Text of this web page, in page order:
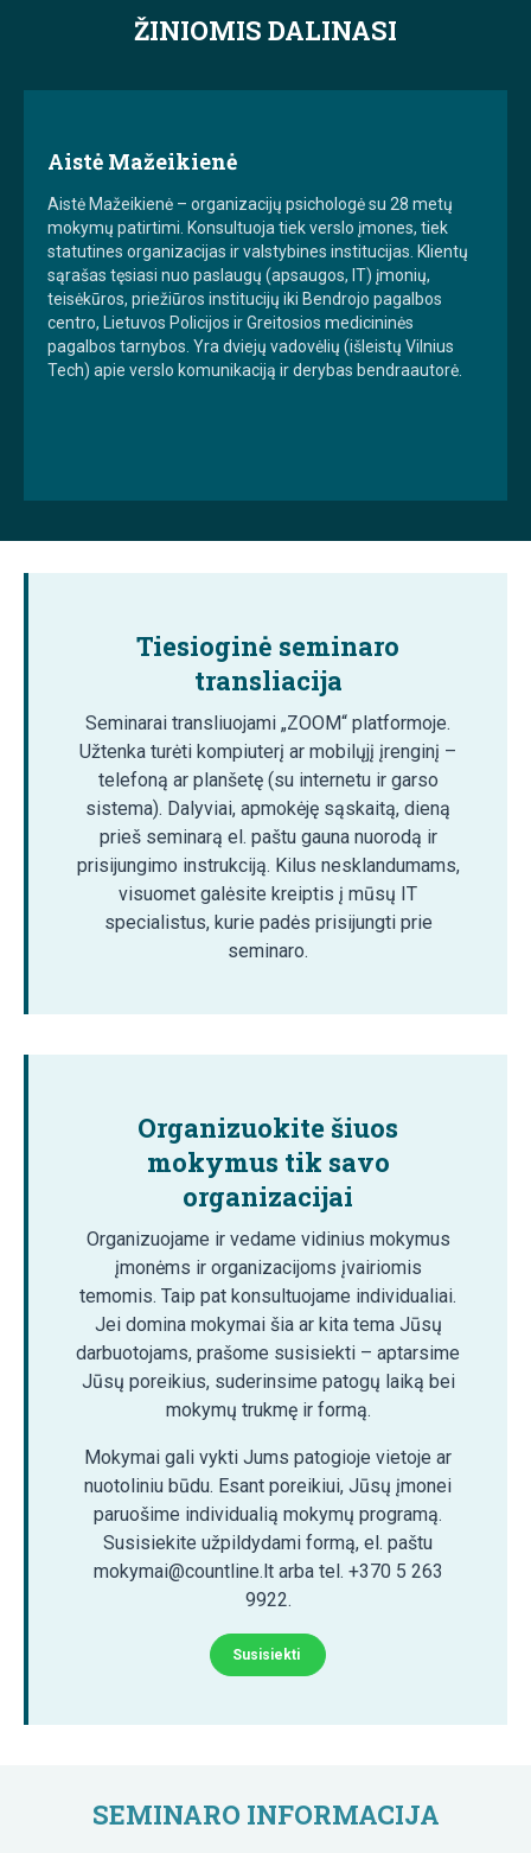
ŽINIOMIS DALINASI
Aistė Mažeikienė
Aistė Mažeikienė – organizacijų psichologė su 28 metų
mokymų patirtimi. Konsultuoja tiek verslo įmones, tiek
statutines organizacijas ir valstybines institucijas. Klientų
sąrašas tęsiasi nuo paslaugų (apsaugos, IT) įmonių,
teisėkūros, priežiūros institucijų iki Bendrojo pagalbos
centro, Lietuvos Policijos ir Greitosios medicininės
pagalbos tarnybos. Yra dviejų vadovėlių (išleistų Vilnius
Tech) apie verslo komunikaciją ir derybas bendraautorė.
Tiesioginė seminaro
transliacija
Seminarai transliuojami „ZOOM“ platformoje.
Užtenka turėti kompiuterį ar mobilųjį įrenginį –
telefoną ar planšetę (su internetu ir garso
sistema). Dalyviai, apmokėję sąskaitą, dieną
prieš seminarą el. paštu gauna nuorodą ir
prisijungimo instrukciją. Kilus nesklandumams,
visuomet galėsite kreiptis į mūsų IT
specialistus, kurie padės prisijungti prie
seminaro.
Organizuokite šiuos
mokymus tik savo
organizacijai
Organizuojame ir vedame vidinius mokymus
įmonėms ir organizacijoms įvairiomis
temomis. Taip pat konsultuojame individualiai.
Jei domina mokymai šia ar kita tema Jūsų
darbuotojams, prašome susisiekti – aptarsime
Jūsų poreikius, suderinsime patogų laiką bei
mokymų trukmę ir formą.
Mokymai gali vykti Jums patogioje vietoje ar
nuotoliniu būdu. Esant poreikiui, Jūsų įmonei
paruošime individualią mokymų programą.
Susisiekite užpildydami formą, el. paštu
mokymai@countline.lt arba tel. +370 5 263
9922.
Susisiekti
SEMINARO INFORMACIJA